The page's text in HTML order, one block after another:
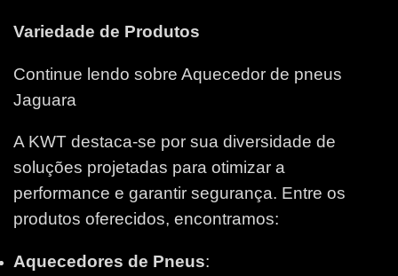
Variedade de Produtos
Continue lendo sobre Aquecedor de pneus
Jaguara
A KWT destaca-se por sua diversidade de
soluções projetadas para otimizar a
performance e garantir segurança. Entre os
produtos oferecidos, encontramos:
Aquecedores de Pneus: